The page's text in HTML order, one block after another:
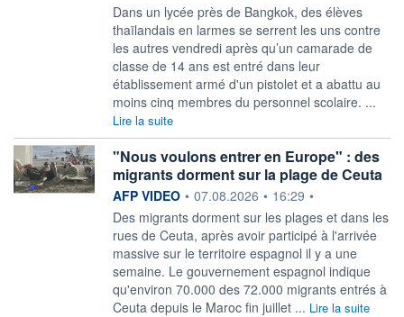
Dans un lycée près de Bangkok, des élèves
thaïlandais en larmes se serrent les uns contre
les autres vendredi après qu’un camarade de
classe de 14 ans est entré dans leur
établissement armé d'un pistolet et a abattu au
moins cinq membres du personnel scolaire. ...
Lire la suite
"Nous voulons entrer en Europe" : des
migrants dorment sur la plage de Ceuta
information fournie par
AFP VIDEO • 07.08.2026 • 16:29 •
Des migrants dorment sur les plages et dans les
rues de Ceuta, après avoir participé à l'arrivée
massive sur le territoire espagnol il y a une
semaine. Le gouvernement espagnol indique
qu'environ 70.000 des 72.000 migrants entrés à
Ceuta depuis le Maroc fin juillet ... Lire la suite